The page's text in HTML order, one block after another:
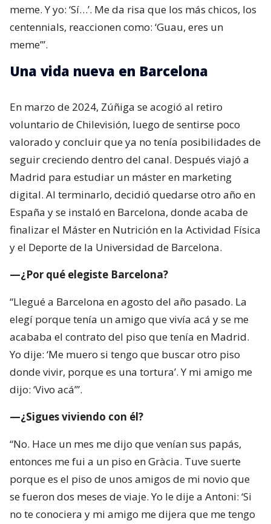
meme. Y yo: ‘Sí…’. Me da risa que los más chicos, los
centennials, reaccionen como: ‘Guau, eres un
meme’”.
Una vida nueva en Barcelona
En marzo de 2024, Zúñiga se acogió al retiro
voluntario de Chilevisión, luego de sentirse poco
valorado y concluir que ya no tenía posibilidades de
seguir creciendo dentro del canal. Después viajó a
Madrid para estudiar un máster en marketing
digital. Al terminarlo, decidió quedarse otro año en
España y se instaló en Barcelona, donde acaba de
finalizar el Máster en Nutrición en la Actividad Física
y el Deporte de la Universidad de Barcelona.
—¿Por qué elegiste Barcelona?
“Llegué a Barcelona en agosto del año pasado. La
elegí porque tenía un amigo que vivía acá y se me
acababa el contrato del piso que tenía en Madrid.
Yo dije: ‘Me muero si tengo que buscar otro piso
donde vivir, porque es una tortura’. Y mi amigo me
dijo: ‘Vivo acá’”.
—¿Sigues viviendo con él?
“No. Hace un mes me dijo que venían sus papás,
entonces me fui a un piso en Gràcia. Tuve suerte
porque es el piso de unos amigos de mi novio que
se fueron dos meses de viaje. Yo le dije a Antoni: ‘Si
no te conociera y mi amigo me dijera que me tengo